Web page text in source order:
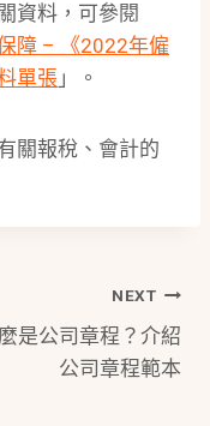
資料，可參閱
障 – 《2022年僱
單張 」。
關報稅、會計的
NEXT
是公司章程？介紹
公司章程範本